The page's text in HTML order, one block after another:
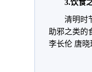
3.饮食
清明时
助邪之类的
李长伦 唐晓